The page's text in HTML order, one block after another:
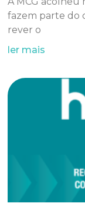
fazem parte do
rever o
ler mais